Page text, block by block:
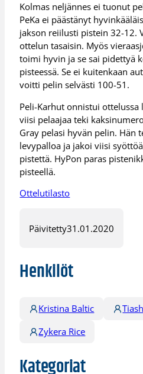
Kolmas neljännes ei tuonut
PeKa ei päästänyt
jakson reiilusti pistein 32-12.
ottelun tasaisin. Myös
toimi hyvin ja se sai pidettyä
pisteessä. Se ei kuitenkaan
voitti pelin selvästi 100-51.
Peli-Karhut onnistui
viisi pelaajaa teki
Gray pelasi hyvän pelin. Hän
levypalloa ja jakoi viisi
pistettä. HyPon paras
pisteellä.
Ottelutilasto
Päivitetty31.01.2020
Henkilöt
Kristina Baltic
Zykera Rice
Kategoriat